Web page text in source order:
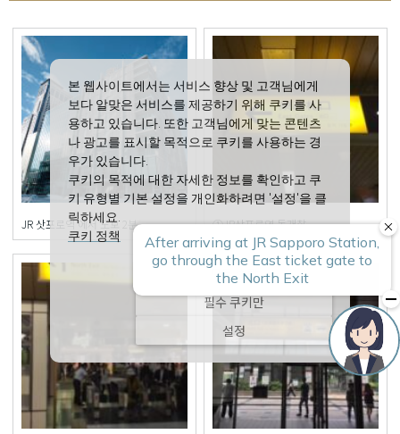
JR 삿포로역 에서 도보 2분 ①JR삿포로역 동개찰
본 웹사이트에서는 서비스 향상 및 고객님에게
보다 알맞은 서비스를 제공하기 위해 쿠키를 사
용하고 있습니다. 또한 고객님에게 맞는 콘텐츠
나 광고를 표시할 목적으로 쿠키를 사용하는 경
우가 있습니다.
쿠키의 목적에 대한 자세한 정보를 확인하고 쿠
키 유형별 기본 설정을 개인화하려면 '설정'을 클
릭하세요.
쿠키 정책
모두 수락
필수 쿠키만
설정